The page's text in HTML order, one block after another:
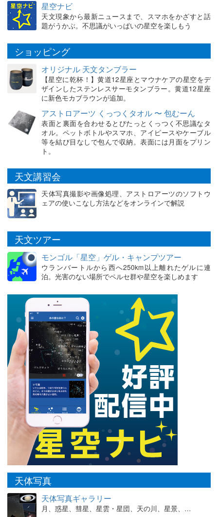
星空ナビ
天文現象から最新ニュースまで、スマホをかざすと話
題がうかぶ。不思議がいっぱいの星空を楽しもう
ショッピング
オリジナル 天文タンブラー
【星空に乾杯！】黄道12星座とマウナケアの星空をデ
ザインしたステンレスサーモタンブラー。黄道12星座
に新色モカブラウンが追加。
アストロアーツ くっつくタオル 〜 包むーん
表面と裏面を合わせるとぴたっとくっつく不思議なタ
オル。ペットボトルやスマホ、アイピースやケーブル
等を結び目なしで包んで収納。表面には月面をプリン
ト。
天文講習会
天体写真撮影や画像処理、アストロアーツのソフトウ
ェアの使いこなし方法などをオンラインで解説
天文ツアー
モンゴル「星空」ゲル・キャンプツアー
ウランバートルから西へ250km以上離れたゲルに連
泊。光害のない場所でペルセ群や星空を楽しめます
天体写真
天体写真ギャラリー
月、惑星、彗星、星雲・星団、天の川、星景、…